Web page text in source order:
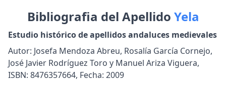
Bibliografia del Apellido Yela
Estudio histórico de apellidos andaluces medievales
Autor: Josefa Mendoza Abreu, Rosalía García Cornejo,
José Javier Rodríguez Toro y Manuel Ariza Viguera,
ISBN: 8476357664, Fecha: 2009